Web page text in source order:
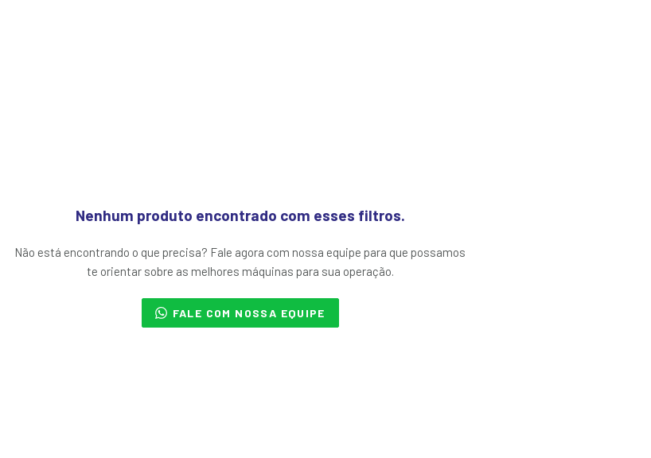
Nenhum produto encontrado com esses filtros.
Não está encontrando o que precisa? Fale agora com nossa equipe para que possamos
te orientar sobre as melhores máquinas para sua operação.
FALE COM NOSSA EQUIPE